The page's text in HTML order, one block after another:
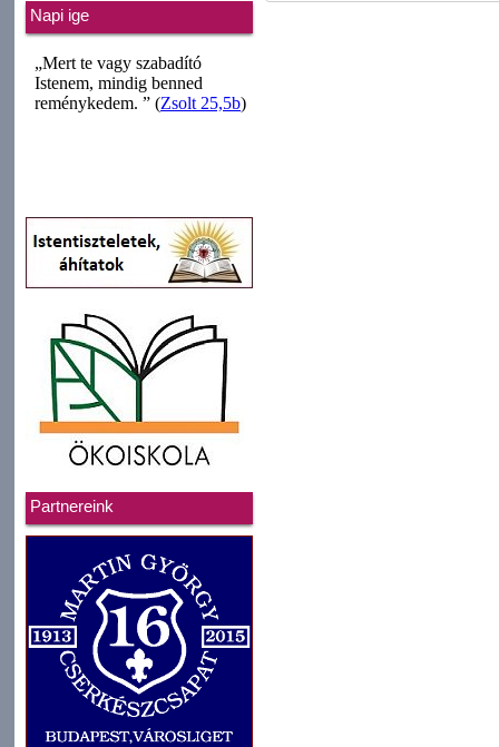
Napi ige
Partnereink